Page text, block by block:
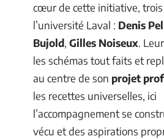
cœur de cette initiative, trois
l’université Laval : Denis
Bujold, Gilles Noiseux.
les schémas tout faits et
au centre de son projet
les recettes universelles, ici
l’accompagnement se
vécu et des aspirations